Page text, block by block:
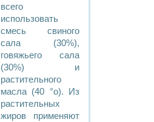
всего
использовать
смесь свиного
сала (30%),
говяжьего сала
(30%) и
растительного
масла (40 °о). Из
растительных
жиров применяют